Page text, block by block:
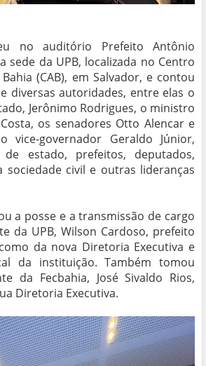
no auditório Prefeito Antônio
sede da UPB, localizada no Centro
(CAB), em Salvador, e contou
diversas autoridades, entre elas o
Jerônimo Rodrigues, o ministro
os senadores Otto Alencar e
vice-governador Geraldo Júnior,
estado, prefeitos, deputados,
sociedade civil e outras lideranças
a posse e a transmissão de cargo
da UPB, Wilson Cardoso, prefeito
da nova Diretoria Executiva e
da instituição. Também tomou
da Fecbahia, José Sivaldo Rios,
Diretoria Executiva.